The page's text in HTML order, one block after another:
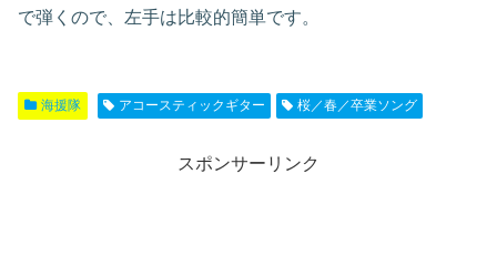
で弾くので、左手は比較的簡単です。
海援隊 アコースティックギター 桜／春／卒業ソング
スポンサーリンク